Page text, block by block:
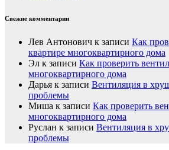
Свежие комментарии
Лев Антонович к записи Как
квартире многоквартирного дома
Эл к записи Как проверить
многоквартирного дома
Дарья к записи Вентиляция в
проблемы
Миша к записи Как проверить
многоквартирного дома
Руслан к записи Вентиляция в
проблемы